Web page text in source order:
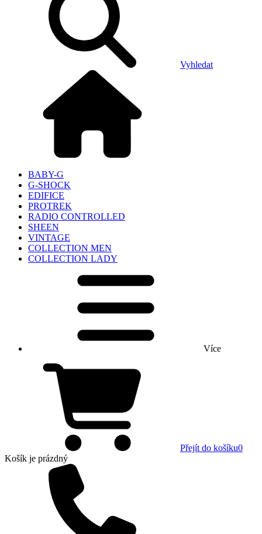
Vyhledat
BABY-G
G-SHOCK
EDIFICE
PROTREK
RADIO CONTROLLED
SHEEN
VINTAGE
COLLECTION MEN
COLLECTION LADY
Více
Přejít do košíku0
Košík je prázdný